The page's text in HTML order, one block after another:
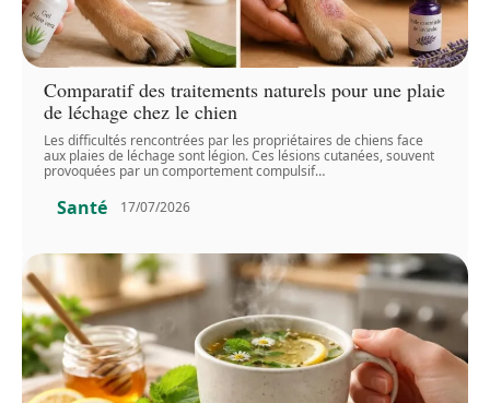
Comparatif des traitements naturels pour une plaie
de léchage chez le chien
Les difficultés rencontrées par les propriétaires de chiens face
aux plaies de léchage sont légion. Ces lésions cutanées, souvent
provoquées par un comportement compulsif…
Santé 17/07/2026